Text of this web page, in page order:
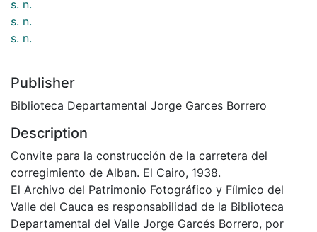
s. n.
s. n.
s. n.
Publisher
Biblioteca Departamental Jorge Garces Borrero
Description
Convite para la construcción de la carretera del
corregimiento de Alban. El Cairo, 1938.
El Archivo del Patrimonio Fotográfico y Fílmico del
Valle del Cauca es responsabilidad de la Biblioteca
Departamental del Valle Jorge Garcés Borrero, por